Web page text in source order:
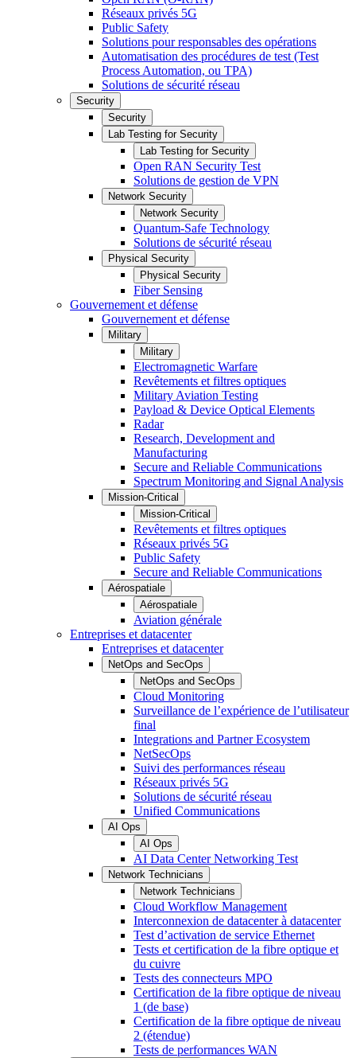
Réseaux privés 5G
Public Safety
Solutions pour responsables des opérations
Automatisation des procédures de test (Test
Process Automation, ou TPA)
Solutions de sécurité réseau
Security
Security
Lab Testing for Security
Lab Testing for Security
Open RAN Security Test
Solutions de gestion de VPN
Network Security
Network Security
Quantum-Safe Technology
Solutions de sécurité réseau
Physical Security
Physical Security
Fiber Sensing
Gouvernement et défense
Gouvernement et défense
Military
Military
Electromagnetic Warfare
Revêtements et filtres optiques
Military Aviation Testing
Payload & Device Optical Elements
Radar
Research, Development and
Manufacturing
Secure and Reliable Communications
Spectrum Monitoring and Signal Analysis
Mission-Critical
Mission-Critical
Revêtements et filtres optiques
Réseaux privés 5G
Public Safety
Secure and Reliable Communications
Aérospatiale
Aérospatiale
Aviation générale
Entreprises et datacenter
Entreprises et datacenter
NetOps and SecOps
NetOps and SecOps
Cloud Monitoring
Surveillance de l’expérience de l’utilisateur
final
Integrations and Partner Ecosystem
NetSecOps
Suivi des performances réseau
Réseaux privés 5G
Solutions de sécurité réseau
Unified Communications
AI Ops
AI Ops
AI Data Center Networking Test
Network Technicians
Network Technicians
Cloud Workflow Management
Interconnexion de datacenter à datacenter
Test d’activation de service Ethernet
Tests et certification de la fibre optique et
du cuivre
Tests des connecteurs MPO
Certification de la fibre optique de niveau
1 (de base)
Certification de la fibre optique de niveau
2 (étendue)
Tests de performances WAN